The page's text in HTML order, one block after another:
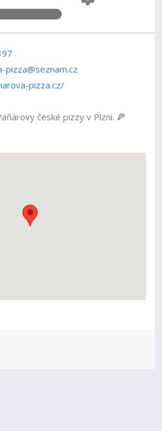
pizza@seznam.cz
pizza.cz/
české pizzy v Plzni. 🍕